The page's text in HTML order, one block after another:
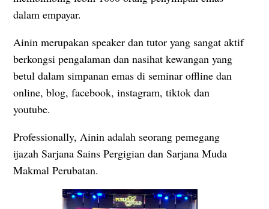
dalam empayar.
Ainin merupakan speaker dan tutor yang sangat aktif
berkongsi pengalaman dan nasihat kewangan yang
betul dalam simpanan emas di seminar offline dan
online, blog, facebook, instagram, tiktok dan
youtube.
Professionally, Ainin adalah seorang pemegang
ijazah Sarjana Sains Pergigian dan Sarjana Muda
Makmal Perubatan.